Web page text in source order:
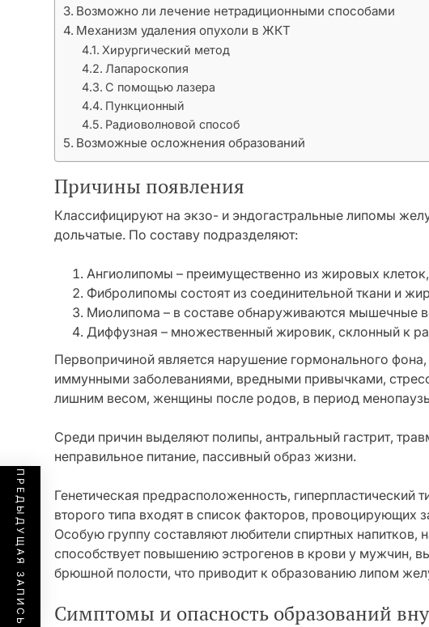
Возможно ли лечение нетрадиционными способами
Механизм удаления опухоли в ЖКТ
Хирургический метод
Лапароскопия
С помощью лазера
Пункционный
Радиоволновой способ
Возможные осложнения образований
Причины появления
Классифицируют на экзо- и эндогастральные липомы
дольчатые. По составу подразделяют:
Ангиолипомы – преимущественно из жировых
Фибролипомы состоят из соединительной ткани и
Миолипома – в составе обнаруживаются мышечные
Диффузная – множественный жировик, склонный к
Первопричиной является нарушение гормонального
иммунными заболеваниями, вредными привычками,
лишним весом, женщины после родов, в период
Среди причин выделяют полипы, антральный гастрит,
неправильное питание, пассивный образ жизни.
Генетическая предрасположенность,
второго типа входят в список факторов, провоцирующих
Особую группу составляют любители спиртных
способствует повышению эстрогенов в крови у мужчин,
брюшной полости, что приводит к образованию липом
Симптомы и опасность образований
ПРЕДЫДУЩАЯ ЗАПИСЬ